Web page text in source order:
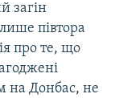
загін
півтора
про те, що
на Донбас, не